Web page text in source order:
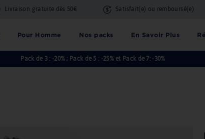
Livraison gratuite dès 50€ Satisfait(e) ou remboursé(e)
Pour Homme Nos packs En Savoir Plus
Pack de 3 : -20% ; Pack de 5 : -25% et Pack de 7: -30%